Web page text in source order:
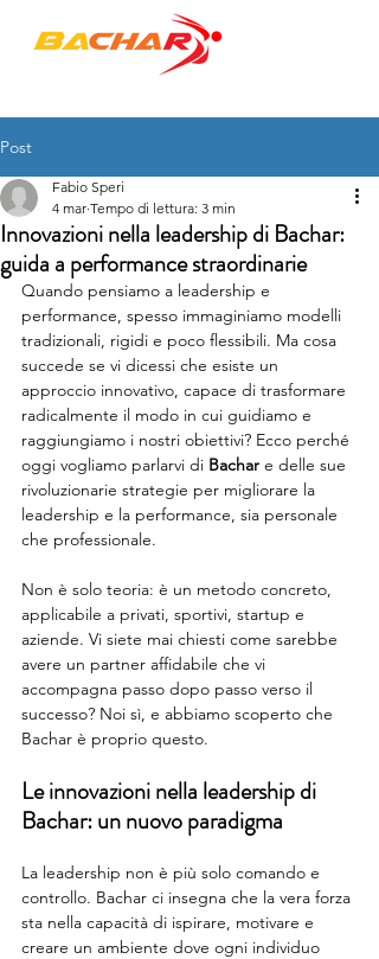
Post
Innovazioni nella leadership di Bachar:
guida a performance straordinarie
Fabio Speri
4 mar Tempo di lettura: 3 min
Quando pensiamo a leadership e
performance, spesso immaginiamo modelli
tradizionali, rigidi e poco flessibili. Ma cosa
succede se vi dicessi che esiste un
approccio innovativo, capace di trasformare
radicalmente il modo in cui guidiamo e
raggiungiamo i nostri obiettivi? Ecco perché
oggi vogliamo parlarvi di Bachar e delle sue
rivoluzionarie strategie per migliorare la
leadership e la performance, sia personale
che professionale.
Non è solo teoria: è un metodo concreto,
applicabile a privati, sportivi, startup e
aziende. Vi siete mai chiesti come sarebbe
avere un partner affidabile che vi
accompagna passo dopo passo verso il
successo? Noi sì, e abbiamo scoperto che
Bachar è proprio questo.
Le innovazioni nella leadership di
Bachar: un nuovo paradigma
La leadership non è più solo comando e
controllo. Bachar ci insegna che la vera forza
sta nella capacità di ispirare, motivare e
creare un ambiente dove ogni individuo